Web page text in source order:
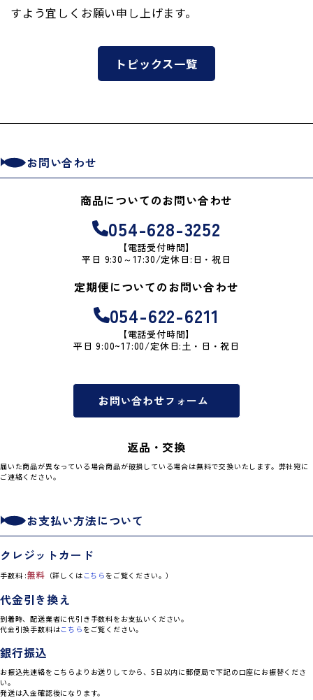
すよう宜しくお願い申し上げます。
トピックス一覧
お問い合わせ
商品についてのお問い合わせ
054-628-3252
【電話受付時間】
平日 9:30～17:30/定休日:日・祝日
定期便についてのお問い合わせ
054-622-6211
【電話受付時間】
平日 9:00~17:00/定休日:土・日・祝日
お問い合わせフォーム
返品・交換
届いた商品が異なっている場合商品が破損している場合は無料で交換いたします。弊社宛に
ご連絡ください。
お支払い方法について
クレジットカード
手数料 :無料 （詳しくは こちら をご覧ください。）
代金引き換え
到着時、配送業者に代引き手数料をお支払いください。
代金引換手数料はこちら をご覧ください。
銀行振込
お振込先連絡をこちらよりお送りしてから、5日以内に郵便局で下記の口座にお振替くださ
い。
発送は入金確認後になります。